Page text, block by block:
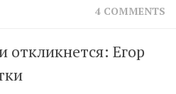
4 COMMENTS
откликнется: Егор